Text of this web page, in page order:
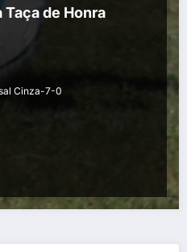
Taça de Honra
Cinza-7-0